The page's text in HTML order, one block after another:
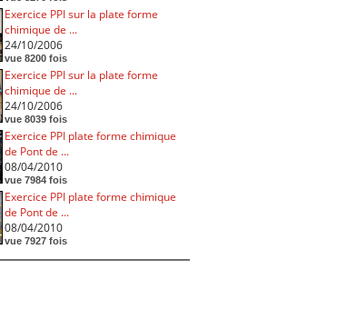
Exercice PPI sur la plate forme
chimique de ...
24/10/2006
vue 8200 fois
Exercice PPI sur la plate forme
chimique de ...
24/10/2006
vue 8039 fois
Exercice PPI plate forme chimique
de Pont de ...
08/04/2010
vue 7984 fois
Exercice PPI plate forme chimique
de Pont de ...
08/04/2010
vue 7927 fois